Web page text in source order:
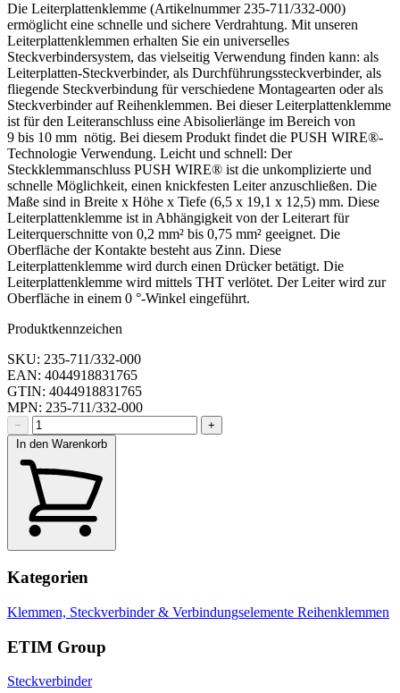
Die Leiterplattenklemme (Artikelnummer 235-711/332-000)
ermöglicht eine schnelle und sichere Verdrahtung. Mit unseren
Leiterplattenklemmen erhalten Sie ein universelles
Steckverbindersystem, das vielseitig Verwendung finden kann: als
Leiterplatten-Steckverbinder, als Durchführungssteckverbinder, als
fliegende Steckverbindung für verschiedene Montagearten oder als
Steckverbinder auf Reihenklemmen. Bei dieser Leiterplattenklemme
ist für den Leiteranschluss eine Abisolierlänge im Bereich von
9 bis 10 mm nötig. Bei diesem Produkt findet die PUSH WIRE®-
Technologie Verwendung. Leicht und schnell: Der
Steckklemmanschluss PUSH WIRE® ist die unkomplizierte und
schnelle Möglichkeit, einen knickfesten Leiter anzuschließen. Die
Maße sind in Breite x Höhe x Tiefe (6,5 x 19,1 x 12,5) mm. Diese
Leiterplattenklemme ist in Abhängigkeit von der Leiterart für
Leiterquerschnitte von 0,2 mm² bis 0,75 mm² geeignet. Die
Oberfläche der Kontakte besteht aus Zinn. Diese
Leiterplattenklemme wird durch einen Drücker betätigt. Die
Leiterplattenklemme wird mittels THT verlötet. Der Leiter wird zur
Oberfläche in einem 0 °-Winkel eingeführt.
Produktkennzeichen
SKU: 235-711/332-000
EAN: 4044918831765
GTIN: 4044918831765
MPN: 235-711/332-000
−
+
In den Warenkorb
Kategorien
Klemmen, Steckverbinder & Verbindungselemente Reihenklemmen
ETIM Group
Steckverbinder